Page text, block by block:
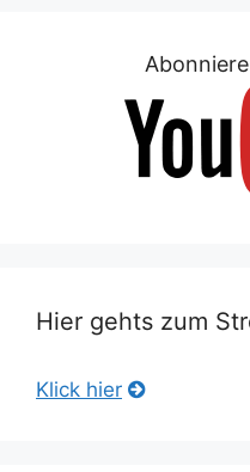
Hier gehts zum
Klick hier